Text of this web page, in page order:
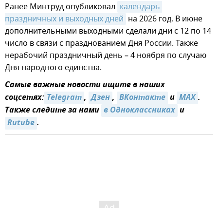
Ранее Минтруд опубликовал календарь
праздничных и выходных дней на 2026 год. В июне
дополнительными выходными сделали дни с 12 по 14
число в связи с празднованием Дня России. Также
нерабочий праздничный день – 4 ноября по случаю
Дня народного единства.
Самые важные новости ищите в наших
соцсетях: Telegram, Дзен, ВКонтакте и MAX.
Также следите за нами в Одноклассниках и
Rutube.